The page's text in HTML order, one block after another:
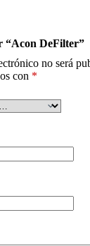
“Acon DeFilter”
no será
con *